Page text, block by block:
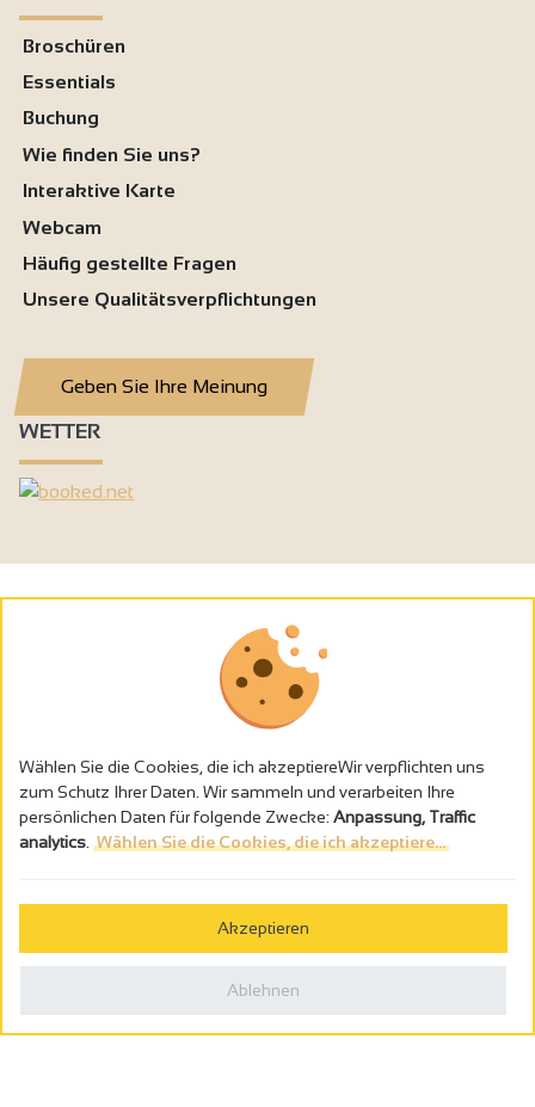
Broschüren
Essentials
Buchung
Wie finden Sie uns?
Interaktive Karte
Webcam
Häufig gestellte Fragen
Unsere Qualitätsverpflichtungen
Geben Sie Ihre Meinung
WETTER
Alkoholmissbrauch ist gefährlich für die Gesundheit - trinken Sie in
Politique de confidentialité
Wählen Sie die Cookies, die ich akzeptiereWir verpflichten uns
zum Schutz Ihrer Daten. Wir sammeln und verarbeiten Ihre
persönlichen Daten für folgende Zwecke: Anpassung, Traffic
analytics Wählen Sie die Cookies, die ich akzeptiere...
Akzeptieren
Ablehnen